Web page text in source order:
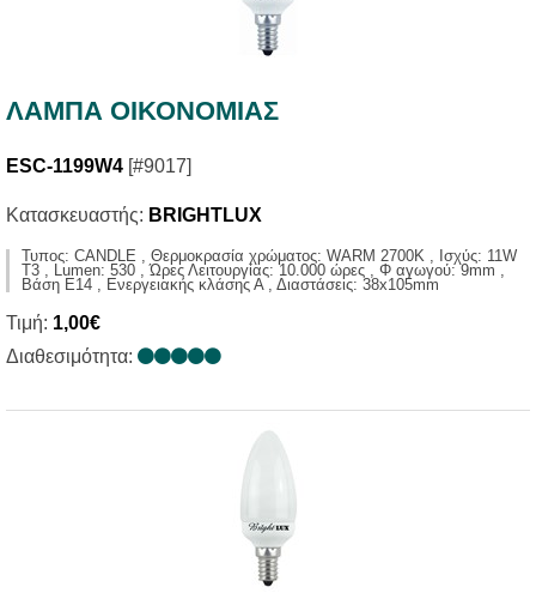
ΛΑΜΠΑ ΟΙΚΟΝΟΜΙΑΣ
ESC-1199W4 [#9017]
Κατασκευαστής: BRIGHTLUX
Τυπος: CANDLE , Θερμοκρασία χρώματος: WARM 2700K , Ισχύς: 11W
T3 , Lumen: 530 , Ώρες Λειτουργίας: 10.000 ώρες , Φ αγωγού: 9mm ,
Βάση E14 , Ενεργειακής κλάσης Α , Διαστάσεις: 38x105mm
Τιμή: 1,00€
Διαθεσιμότητα: